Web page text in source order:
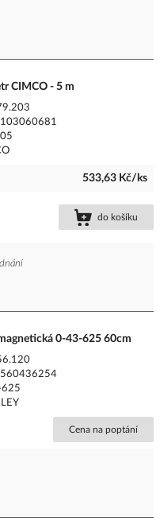
CIMCO - 5 m
533,63 Kč/ks
do košíku
0-43-625 60cm
Cena na poptání